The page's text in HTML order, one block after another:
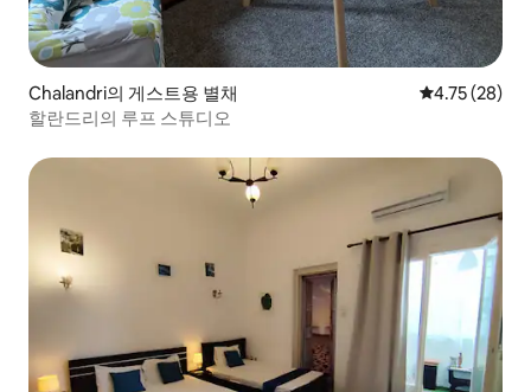
Chalandri의 게스트용 별채 평점 4.75점
4.75 (28)
할란드리의 루프 스튜디오